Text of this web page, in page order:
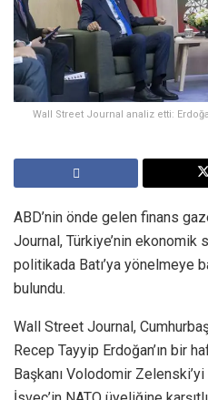
Wall Street Journal analiz etti:
ABD’nin önde gelen finans
Journal, Türkiye’nin ekonomik
politikada Batı’ya yönelmeye
bulundu.
Wall Street Journal,
Recep Tayyip Erdoğan’ın bir
Başkanı Volodomir Zelenski’yi